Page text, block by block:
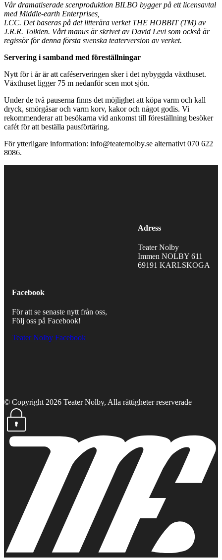
Vår dramatiserade scenproduktion BILBO bygger på ett licensavtal
med Middle-earth Enterprises,
LCC. Det baseras på det litterära verket THE HOBBIT (TM) av
J.R.R. Tolkien. Vårt manus är skrivet av David Levi som också är
regissör för denna första svenska teaterversion av verket.
Servering i samband med föreställningar
Nytt för i år är att caféserveringen sker i det nybyggda växthuset.
Växthuset ligger 75 m nedanför scen mot sjön.
Under de två pauserna finns det möjlighet att köpa varm och kall
dryck, smörgåsar och varm korv, kakor och något godis. Vi
rekommenderar att besökarna vid ankomst till föreställning besöker
cafét för att beställa pausförtäring.
För ytterligare information: info@teaternolby.se alternativt 070 622
8086.
Adress
Teater Nolby
Immen NOLBY 611
69191 KARLSKOGA
Facebook
För att se senaste nytt från oss,
Följ oss på Facebook!
Teater Nolby Facebook
© Copyright 2026 Teater Nolby, Alla rättigheter reserverade